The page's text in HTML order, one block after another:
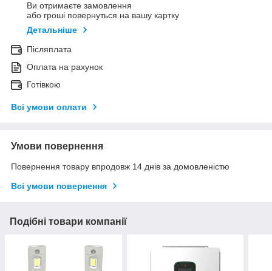
Ви отримаєте замовлення
або гроші повернуться на вашу картку
Детальніше
Післяплата
Оплата на рахунок
Готівкою
Всі умови оплати
Умови повернення
Повернення товару впродовж 14 днів за домовленістю
Всі умови повернення
Подібні товари компанії